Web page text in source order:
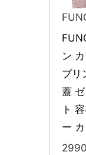
ン
プリ
蓋
ト
ー